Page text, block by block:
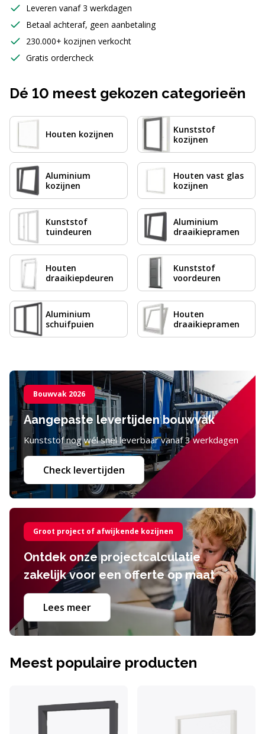
Leveren vanaf 3 werkdagen
Betaal achteraf, geen aanbetaling
230.000+ kozijnen verkocht
Gratis ordercheck
Dé 10 meest gekozen categorieën
Houten kozijnen
Kunststof
kozijnen
Aluminium
kozijnen
Houten vast glas
kozijnen
Kunststof
tuindeuren
Aluminium
draaikiepramen
Houten
draaikiepdeuren
Kunststof
voordeuren
Aluminium
schuifpuien
Houten
draaikiepramen
Bouwvak 2026
Aangepaste levertijden bouwvak
Kunststof nog wél snel leverbaar vanaf 3 werkdagen
Check levertijden
Groot project of afwijkende kozijnen
Ontdek onze projectcalculatie
zakelijk voor een offerte op maat
Lees meer
Meest populaire producten